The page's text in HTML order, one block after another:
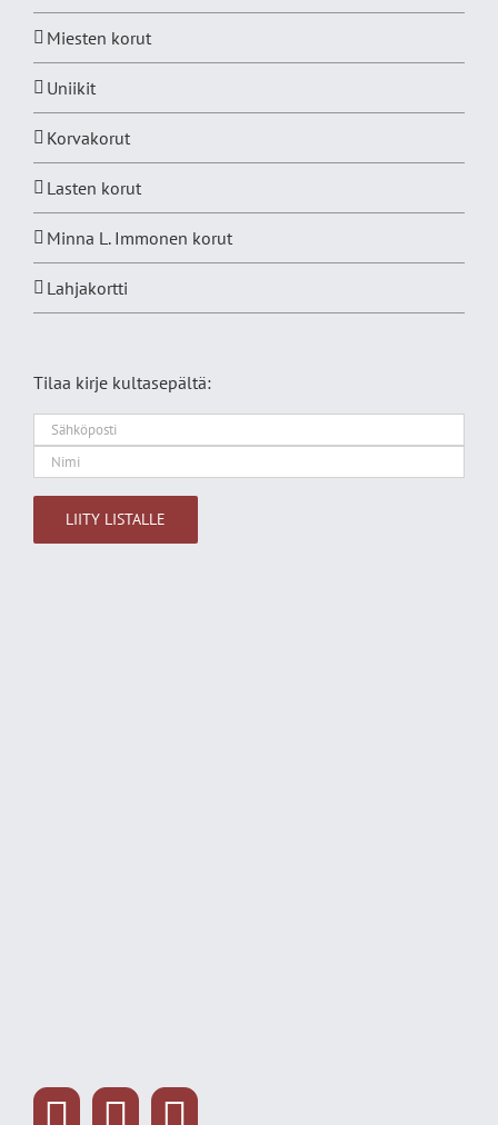
Miesten korut
Uniikit
Korvakorut
Lasten korut
Minna L. Immonen korut
Lahjakortti
Tilaa kirje kultasepältä: